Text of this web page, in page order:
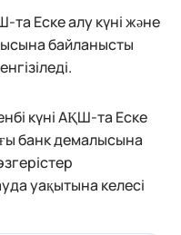
Еске алу күні және
байланысты
күні АҚШ-та Еске
банк демалысына
уақытына келесі